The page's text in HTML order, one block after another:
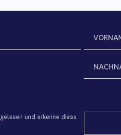
gelesen und erkenne diese